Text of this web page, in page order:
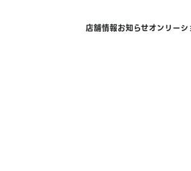
店舗情報お知らせオンリー